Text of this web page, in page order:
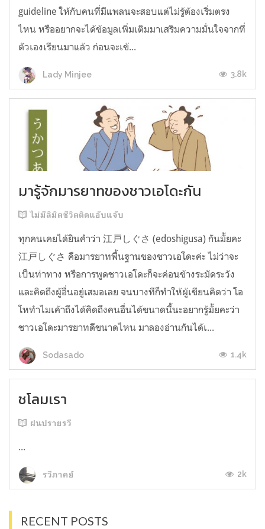
guideline ให้กับคนที่มีแพลนจะสอบแต่ไม่รู้ต้องเริ่มตรง
ไหน หรืออยากจะได้ข้อมูลเพิ่มเติมมาเสริมความมั่นใจจากที่
ตัวเองเรียนมาแล้ว ก่อนจะเข้...
Lady Minjee 3.8k
มารู้จักมารยาทของชาวเอโดะกัน
ไม่มีลิมิตชีวิตติดแอ๊บแจ๊บ
ทุกคนเคยได้ยินคำว่า 江戸しぐさ (edoshigusa) กันมั้ยคะ
江戸しぐさ คือมารยาทพื้นฐานของชาวเอโดะค่ะ ไม่ว่าจะ
เป็นท่าทาง หรือการพูดชาวเอโดะก็จะค่อนข้างระมัดระวัง
และคิดถึงผู้อื่นอยู่เสมอเลย จนบางทีก็ทำให้ผู้เขียนคิดว่า โอ
โหทำไมเค้าถึงได้คิดถึงคนอื่นได้ขนาดนี้นะอยากรู้มั้ยคะว่า
ชาวเอโดะมารยาทดีขนาดไหน มาลองอ่านกันได้เ...
Sodasado 1.4k
ชโลมเรา
ฝนปรายรวี
...
รวีภาคย์ 2k
RECENT POSTS